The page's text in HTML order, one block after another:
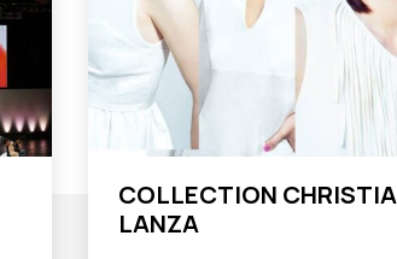
COLLECTION
LANZA